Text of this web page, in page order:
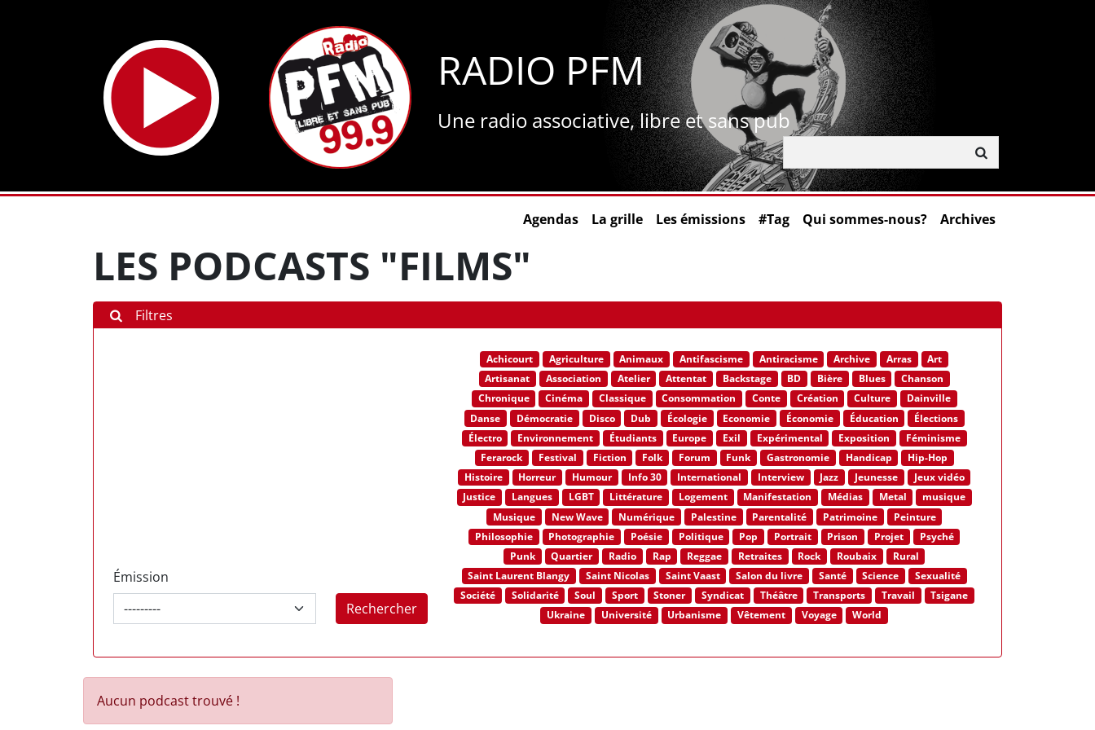
RADIO PFM
Une radio associative, libre et sans pub
Agendas La grille Les émissions #Tag Qui sommes-nous? Archives
LES PODCASTS "FILMS"
Filtres
Émission
Rechercher
Achicourt Agriculture Animaux Antifascisme Antiracisme Archive Arras
Art
Artisanat
Association Atelier Attentat Backstage BD Bière Blues
Chanson
Chronique
Cinéma Classique Consommation Conte Création Culture
Dainville
Danse
Démocratie Disco Dub Écologie Economie Économie Éducation
Élections
Électro
Environnement Étudiants Europe Exil Expérimental Exposition
Féminisme
Ferarock
Festival Fiction Folk Forum Funk Gastronomie Handicap
Hip-Hop
Histoire
Horreur Humour Info 30 International Interview Jazz Jeunesse
Jeux vidéo
Justice
Langues LGBT Littérature Logement Manifestation Médias Metal
musique
Musique
New Wave Numérique Palestine Parentalité Patrimoine
Peinture
Philosophie
Photographie Poésie Politique Pop Portrait Prison Projet
Psyché
Punk
Quartier Radio Rap Reggae Retraites Rock Roubaix
Rural
Saint Laurent Blangy
Saint Nicolas Saint Vaast Salon du livre Santé Science
Sexualité
Société
Solidarité Soul Sport Stoner Syndicat Théâtre Transports Travail
Tsigane
Ukraine
Université Urbanisme Vêtement Voyage World
Aucun podcast trouvé !